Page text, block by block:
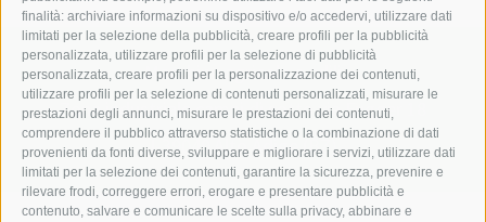
finalità: archiviare informazioni su dispositivo e/o accedervi, utilizzare dati
limitati per la selezione della pubblicità, creare profili per la pubblicità
personalizzata, utilizzare profili per la selezione di pubblicità
personalizzata, creare profili per la personalizzazione dei contenuti,
utilizzare profili per la selezione di contenuti personalizzati, misurare le
prestazioni degli annunci, misurare le prestazioni dei contenuti,
comprendere il pubblico attraverso statistiche o la combinazione di dati
provenienti da fonti diverse, sviluppare e migliorare i servizi, utilizzare dati
limitati per la selezione dei contenuti, garantire la sicurezza, prevenire e
rilevare frodi, correggere errori, erogare e presentare pubblicità e
contenuto, salvare e comunicare le scelte sulla privacy, abbinare e
Macchine agricole e edili
Zona industriale campi di sotto via Fugger 18
I-39049Alto Adige (BZ)